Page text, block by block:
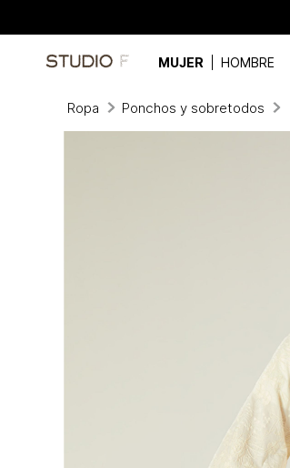
MUJER HOMBRE
Ropa Ponchos y sobretodos